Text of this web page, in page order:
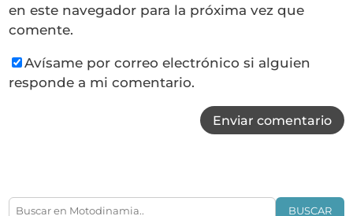
en este navegador para la próxima vez que
comente.
Avísame por correo electrónico si alguien
responde a mi comentario.
Enviar comentario
BUSCAR